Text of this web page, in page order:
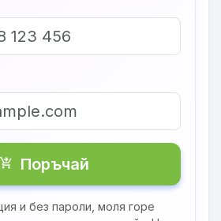
shopping_cart_checkout Поръчай
и без пароли, моля горе